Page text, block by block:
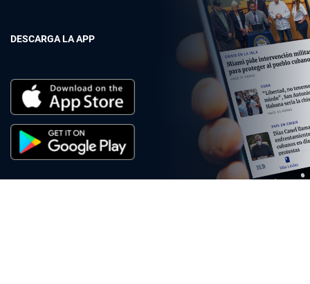
DESCARGA LA APP